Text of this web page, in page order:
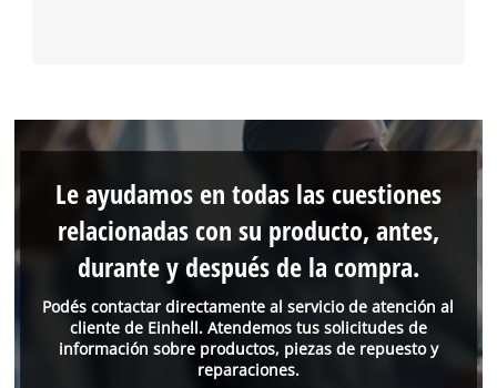
Podés contactar directamente al servicio de atención al
cliente de Einhell. Atendemos tus solicitudes de
información sobre productos, piezas de repuesto y
reparaciones.
Le ayudamos en todas las cuestiones
relacionadas con su producto, antes,
durante y después de la compra.